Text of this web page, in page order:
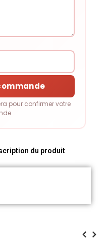
pour confirmer votre
du produit